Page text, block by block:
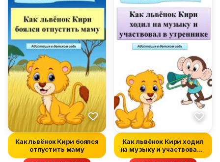
Как львёнок Кири боялся
отпустить маму
Как львёнок Кири ходил
на музыку и участвовал в
ут...